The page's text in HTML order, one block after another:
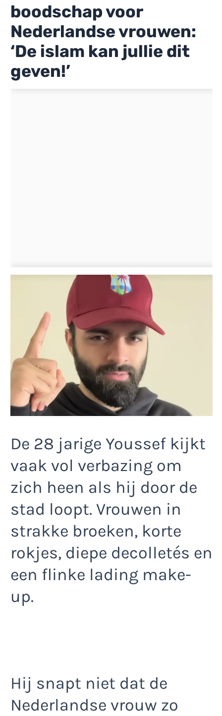
boodschap voor
Nederlandse vrouwen:
‘De islam kan jullie dit
geven!’
De 28 jarige Youssef kijkt
vaak vol verbazing om
zich heen als hij door de
stad loopt. Vrouwen in
strakke broeken, korte
rokjes, diepe decolletés en
een flinke lading make-
up.
Hij snapt niet dat de
Nederlandse vrouw zo